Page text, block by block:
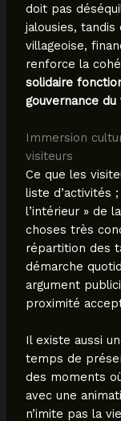
doit pas
jalousies, tandis
villageoise,
renforce la
solidaire
gouvernance du
Immersion
visiteurs
Ce que les
liste d’activités
l’intérieur » de
choses très
répartition des
démarche
argument
proximité
Il existe aussi
temps de
des moments
avec une
n’imite pas la